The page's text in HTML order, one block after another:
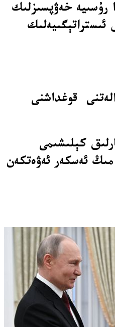
جوڭئۇننىڭ پىيوڭياڭدا رۇسىيە خەۋپسىزلىك
قوغداشنى
پىيوڭياڭدا ھەمكارلىق كېلىشىمى
مىڭ ئەسكەر ئەۋەتكەن